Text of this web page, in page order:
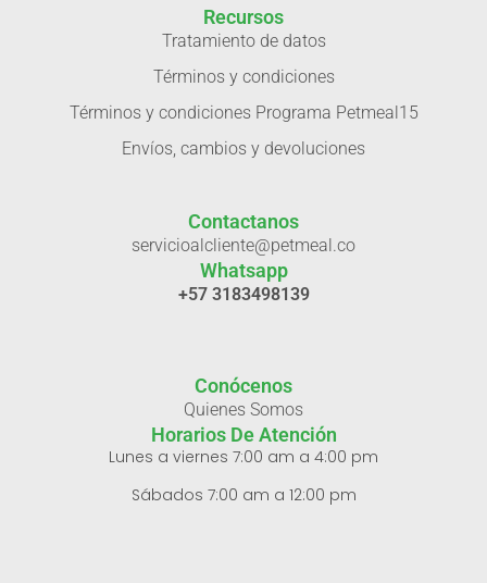
Conócenos
Quienes Somos
Horarios De Atención
Lunes a viernes 7:00 am a 4:00 pm
Sábados 7:00 am a 12:00 pm
Recursos
Tratamiento de datos
Términos y condiciones
Términos y condiciones Programa Petmeal15
Envíos, cambios y devoluciones
Contactanos
servicioalcliente@petmeal.co
Whatsapp
+57 3183498139